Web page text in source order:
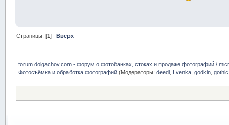
Страницы: [1]Вверх
forum.dolgachov.com - форум о фотобанках, стоках и продаже фотографий /
Фотосъёмка и обработка фотографий (Модераторы:deedl Lvenka ,godkin ,gothic